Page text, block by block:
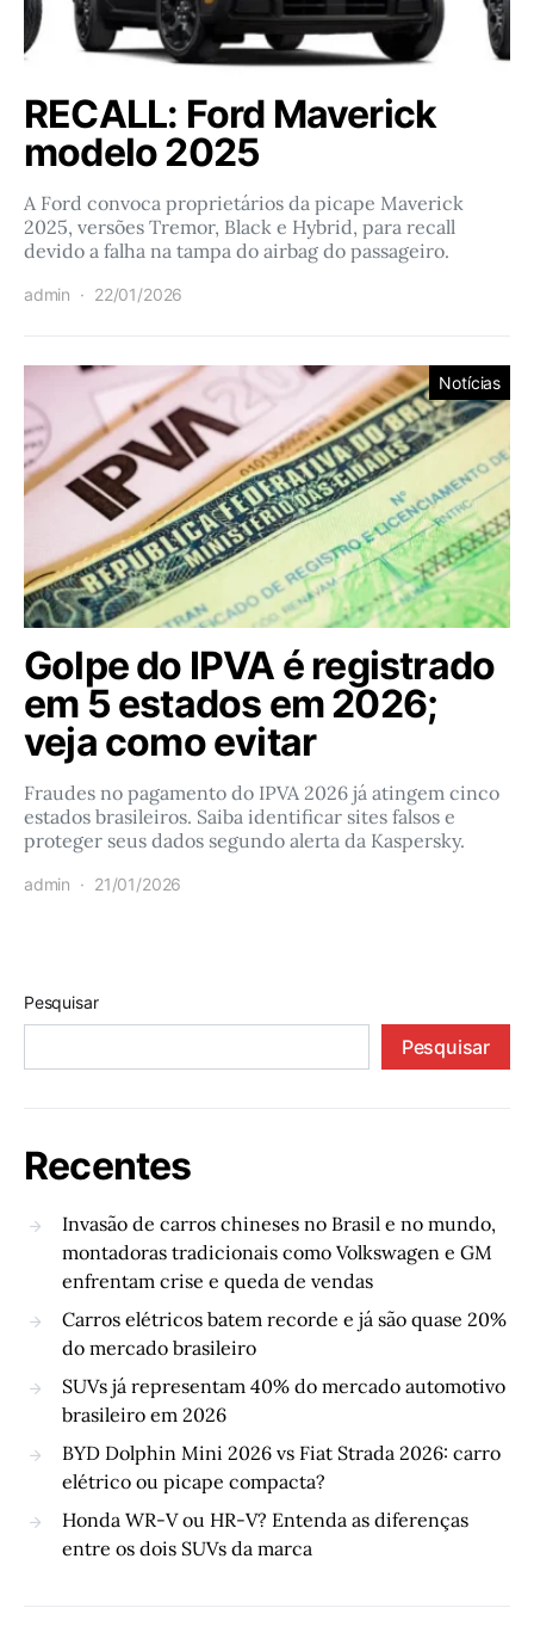
RECALL: Ford Maverick
modelo 2025
A Ford convoca proprietários da picape Maverick
2025, versões Tremor, Black e Hybrid, para recall
devido a falha na tampa do airbag do passageiro.
admin 22/01/2026
Notícias
Golpe do IPVA é registrado
em 5 estados em 2026;
veja como evitar
Fraudes no pagamento do IPVA 2026 já atingem cinco
estados brasileiros. Saiba identificar sites falsos e
proteger seus dados segundo alerta da Kaspersky.
admin 21/01/2026
Pesquisar
Pesquisar
Recentes
Invasão de carros chineses no Brasil e no mundo,
montadoras tradicionais como Volkswagen e GM
enfrentam crise e queda de vendas
Carros elétricos batem recorde e já são quase 20%
do mercado brasileiro
SUVs já representam 40% do mercado automotivo
brasileiro em 2026
BYD Dolphin Mini 2026 vs Fiat Strada 2026: carro
elétrico ou picape compacta?
Honda WR-V ou HR-V? Entenda as diferenças
entre os dois SUVs da marca